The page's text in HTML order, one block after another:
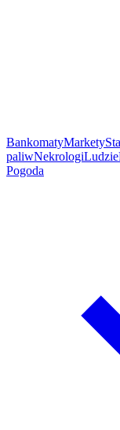
BankomatyMarkety
paliwNekrologiLudzie
Pogoda